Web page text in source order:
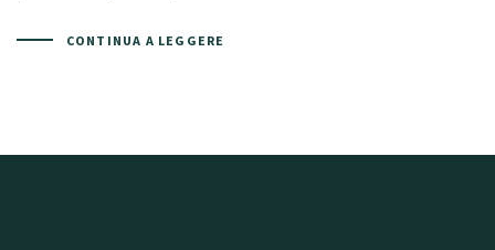
CONTINUA A LEGGERE